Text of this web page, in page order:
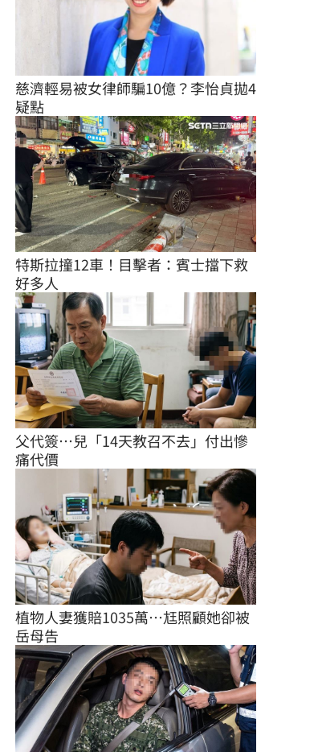
慈濟輕易被女律師騙10億？李怡貞拋4
疑點
特斯拉撞12車！目擊者：賓士擋下救
好多人
父代簽…兒「14天教召不去」付出慘
痛代價
植物人妻獲賠1035萬…尪照顧她卻被
岳母告